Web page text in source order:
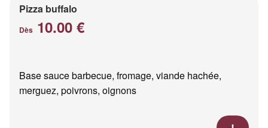
Pizza buffalo
Dès 10.00 €
Base sauce barbecue, fromage, viande hachée,
merguez, poivrons, oignons